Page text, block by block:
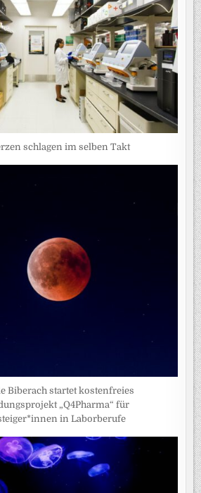
schlagen im selben Takt
Biberach startet kostenfreies
„Q4Pharma“ für
in Laborberufe